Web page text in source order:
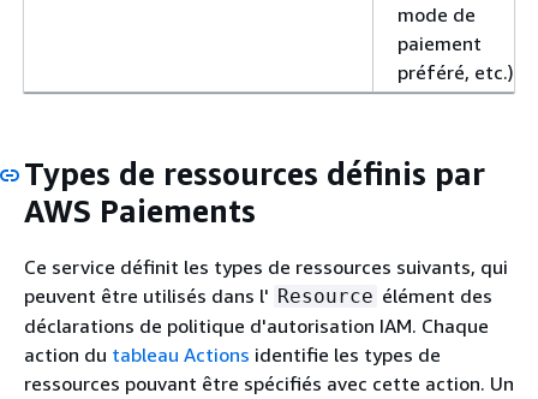
mode de
paiement
préféré, etc.)
Types de ressources définis par
AWS Paiements
Ce service définit les types de ressources suivants, qui
peuvent être utilisés dans l' Resource élément des
déclarations de politique d'autorisation IAM. Chaque
action du tableau Actions identifie les types de
ressources pouvant être spécifiés avec cette action. Un